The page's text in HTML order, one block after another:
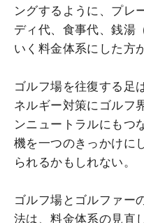
ングするように、プレ
ディ代、食事代、銭湯
いく料金体系にした方
ゴルフ場を往復する足
ネルギー対策にゴルフ
ンニュートラルにもつ
機を一つのきっかけに
られるかもしれない。
ゴルフ場とゴルファー
法は、料金体系の見直